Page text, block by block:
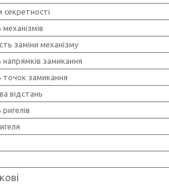
секретності
механізмів
заміни механізму
напрямків замикання
точок замикання
відстань
ригелів